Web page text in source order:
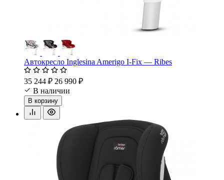
Автокресло Inglesina Amerigo I-Fix — Ribes
35 244 ₽ 26 990 ₽
В наличии
В корзину